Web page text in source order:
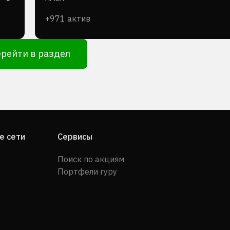
+971 актив
в раздел
сети Сервисы
Поиск по акциям
Портфели гуру